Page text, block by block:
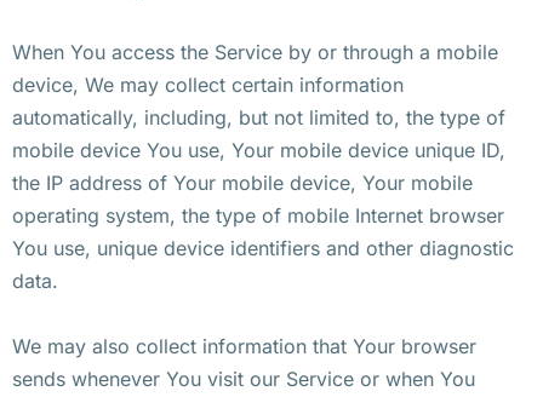
When You access the Service by or through a mobile
device, We may collect certain information
automatically, including, but not limited to, the type of
mobile device You use, Your mobile device unique ID,
the IP address of Your mobile device, Your mobile
operating system, the type of mobile Internet browser
You use, unique device identifiers and other diagnostic
data.
We may also collect information that Your browser
sends whenever You visit our Service or when You